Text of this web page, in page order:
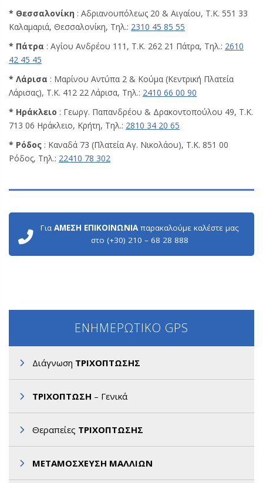
* Θεσσαλονίκη : Αδριανουπόλεως 20 & Αιγαίου, Τ.Κ. 551 33
Καλαμαριά, Θεσσαλονίκη, Τηλ.: 2310 45 85 55
* Πάτρα : Αγίου Ανδρέου 111, Τ.Κ. 262 21 Πάτρα, Τηλ.: 2610
42 45 45
* Λάρισα : Μαρίνου Αντύπα 2 & Κούμα (Κεντρική Πλατεία
Λάρισας), Τ.Κ. 412 22 Λάρισα, Τηλ.: 2410 66 00 90
* Ηράκλειο : Γεωργ. Παπανδρέου & Δρακοντοπούλου 49, Τ.Κ.
713 06 Ηράκλειο, Κρήτη, Τηλ.: 2810 34 20 65
* Ρόδος : Καναδά 73 (Πλατεία Αγ. Νικολάου), Τ.Κ. 851 00
Ρόδος, Τηλ.: 22410 78 302
Για ΑΜΕΣΗ ΕΠΙΚΟΙΝΩΝΙΑπαρακαλούμε καλέστε μας
στο (+30) 210 – 68 28 888
ΕΝΗΜΕΡΩΤΙΚΟ GPS
Διάγνωση ΤΡΙΧΟΠΤΩΣΗΣ
ΤΡΙΧΟΠΤΩΣΗ – Γενικά
Θεραπείες ΤΡΙΧΟΠΤΩΣΗΣ
ΜΕΤΑΜΟΣΧΕΥΣΗ ΜΑΛΛΙΩΝ